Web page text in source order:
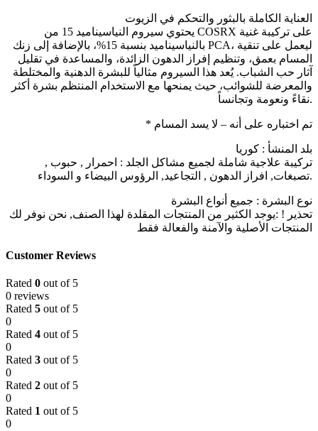
العناية الكاملة بالبثور والتحكم في الزيوت
يحتوي سيروم النياسيناميد 15 من COSRX على تركيبة غنية
بالنياسيناميد بنسبة 15%، بالإضافة إلى زنك PCA، ليعمل على تنقية
المسام بعمق، وتنظيم إفراز الدهون الزائدة، والمساعدة في تقليل
آثار حب الشباب. يُعد هذا السيروم مثالياً للبشرة الدهنية والمختلطة
والمعرضة للشوائب، حيث يمنحها مع الاستخدام المنتظم بشرة أكثر
نقاءً ونعومة وتجانساً.
* تم اختباره على أنه – لا يسد المسام
بلد المنشأ : كوريا
تركيبة علاجية شاملة لجميع مشاكل الجلد : احمرار , حبوب ,
تصبغات, افراز الدهون , التجاعيد, الرؤوس البيضاء و السوداء.
نوع البشرة : جميع أنواع البشرة
تحذير ! :يوجد الكثير من المنتجات المقلدة لهذا الصنف, نحن نوفر لك
المنتجات الأصلية والآمنة والفعالة فقط
Customer Reviews
Rated 0 out of 5
0 reviews
Rated 5 out of 5
0
Rated 4 out of 5
0
Rated 3 out of 5
0
Rated 2 out of 5
0
Rated 1 out of 5
0